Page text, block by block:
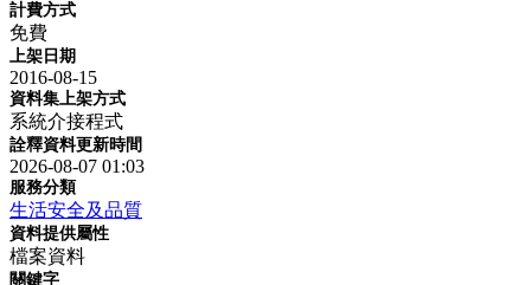
計費方式
免費
上架日期
2016-08-15
資料集上架方式
系統介接程式
詮釋資料更新時間
2026-08-07 01:03
服務分類
生活安全及品質
資料提供屬性
檔案資料
關鍵字